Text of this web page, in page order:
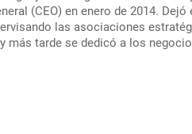
(CEO) en enero de 2014.
las asociaciones
más tarde se dedicó a los